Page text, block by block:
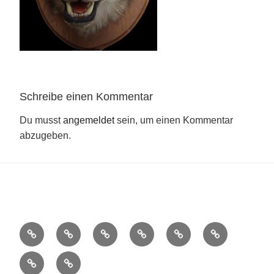
Schreibe einen Kommentar
Du musstangemeldetsein, um einen Kommentar
abzugeben.
Stadttouren
Sachsenhagen
ImpressumWunstourenLohmes Lohme
Die
HistorischePicknick